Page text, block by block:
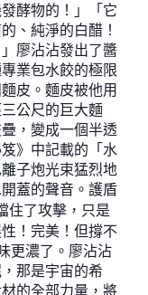
酵物的！」「它
、純淨的白醋！
廖沾沾發出了醬
業包水餃的極限
皮。麵皮被他用
公尺的巨大麵
，變成一個半透
》中記載的「水
子炮光束猛烈地
蓋的聲音。護盾
住了攻擊，只是
！完美！但撐不
更濃了。廖沾沾
那是宇宙的希
的全部力量，將